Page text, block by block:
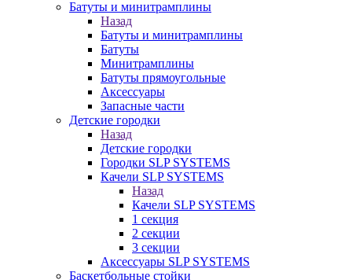
Батуты и минитрамплины
Назад
Батуты и минитрамплины
Батуты
Минитрамплины
Батуты прямоугольные
Аксессуары
Запасные части
Детские городки
Назад
Детские городки
Городки SLP SYSTEMS
Качели SLP SYSTEMS
Назад
Качели SLP SYSTEMS
1 секция
2 секции
3 секции
Аксессуары SLP SYSTEMS
Баскетбольные стойки